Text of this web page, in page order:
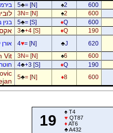
600
♠2
5♣= [N]
600
♠2
3N= [N]
600
♦Q
5♣= [S]
190
♦Q
3♣+4 [S]
620
♣J
4♥= [N]
600
♠6
3N= [N]
Vit
190
♦Q
4♣+3 [S]
600
♦8
5♣= [N]
19
♠T4
♥ QT87
♦ AT6
♣A432